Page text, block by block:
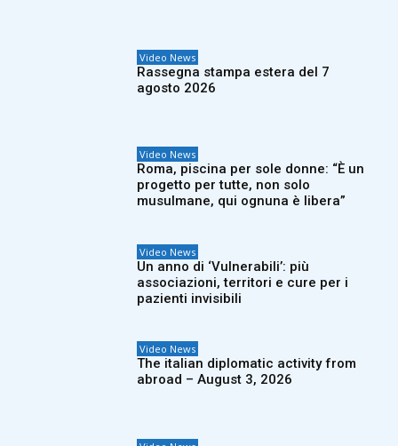
Video News
Rassegna stampa estera del 7
agosto 2026
Video News
Roma, piscina per sole donne: “È un
progetto per tutte, non solo
musulmane, qui ognuna è libera”
Video News
Un anno di ‘Vulnerabili’: più
associazioni, territori e cure per i
pazienti invisibili
Video News
The italian diplomatic activity from
abroad – August 3, 2026